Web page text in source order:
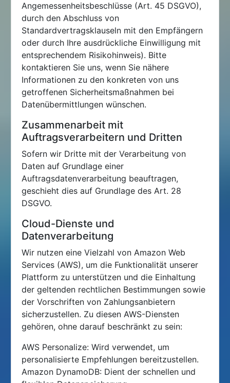
Angemessenheitsbeschlüsse (Art. 45 DSGVO),
durch den Abschluss von
Standardvertragsklauseln mit den Empfängern
oder durch Ihre ausdrückliche Einwilligung mit
entsprechendem Risikohinweis). Bitte
kontaktieren Sie uns, wenn Sie nähere
Informationen zu den konkreten von uns
getroffenen Sicherheitsmaßnahmen bei
Datenübermittlungen wünschen.
Zusammenarbeit mit
Auftragsverarbeitern und Dritten
Sofern wir Dritte mit der Verarbeitung von
Daten auf Grundlage einer
Auftragsdatenverarbeitung beauftragen,
geschieht dies auf Grundlage des Art. 28
DSGVO.
Cloud-Dienste und
Datenverarbeitung
Wir nutzen eine Vielzahl von Amazon Web
Services (AWS), um die Funktionalität unserer
Plattform zu unterstützen und die Einhaltung
der geltenden rechtlichen Bestimmungen sowie
der Vorschriften von Zahlungsanbietern
sicherzustellen. Zu diesen AWS-Diensten
gehören, ohne darauf beschränkt zu sein:
AWS Personalize: Wird verwendet, um
personalisierte Empfehlungen bereitzustellen.
Amazon DynamoDB: Dient der schnellen und